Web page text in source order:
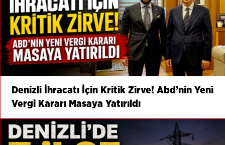
Denizli İhracatı İçin Kritik Zirve! Abd’nin Yeni
Vergi Kararı Masaya Yatırıldı